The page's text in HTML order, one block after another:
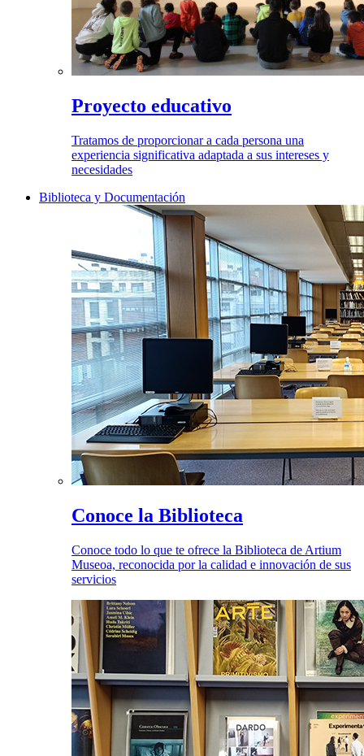
Proyecto educativo
Tratamos de proporcionar a cada persona una
experiencia significativa adaptada a sus intereses y
necesidades
Biblioteca y Documentación
Conoce la Biblioteca
Conoce todo lo que te ofrece la Biblioteca de Artium
Museoa, reconocida por la calidad e innovación de sus
servicios